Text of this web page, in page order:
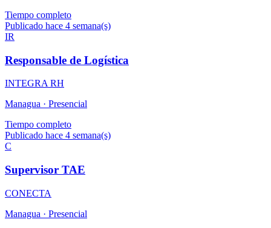
Tiempo completo
Publicado hace 4 semana(s)
IR
Responsable de Logística
INTEGRA RH
Managua · Presencial
Tiempo completo
Publicado hace 4 semana(s)
C
Supervisor TAE
CONECTA
Managua · Presencial